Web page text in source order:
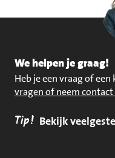
We helpen je graag!
Heb je een vraag of een
vragen of neem
Tip! Bekijk